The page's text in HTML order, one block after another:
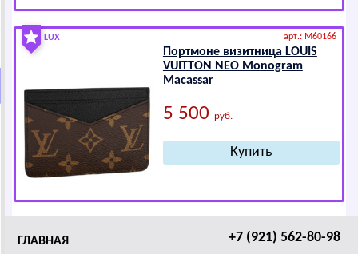
LUX арт.: M60166
Портмоне визитница LОUIS
VUIТТОN NЕО Mоnоgrаm
Mаcаssаr
5 500 руб.
+7 (921) 562-80-98
ГЛАВНАЯ